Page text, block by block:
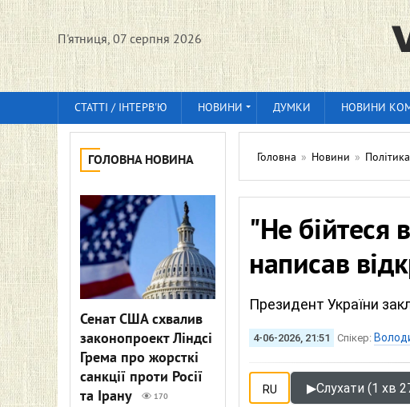
П'ятниця, 07 серпня 2026
СТАТТІ / ІНТЕРВ'Ю НОВИНИ ДУМКИ НОВИНИ
ГОЛОВНА НОВИНА
Сенат США схвалив
законопроект Ліндсі
Грема про жорсткі
санкції проти Росії
та Ірану
170
Головна » Новини » Політика
"Не бійтеся
написав
Президент України
4-06-2026, 21:51 Спікер:
RU ▶Слухати (1 хв